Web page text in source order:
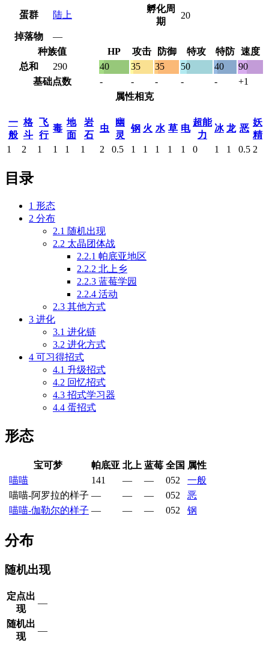
蛋群 陆上
孵化周
期
20
掉落物
—
种族值
HP 攻击 防御 特攻 特防 速度
总和
290 40 35 35 50 40
90
基础点数
- - - - -
+1
属性相克
一
般
格
斗
飞
行
毒
地
面
岩
石
虫
幽
灵
钢 火 水 草 电
超能
力
冰 龙 恶
妖
精
1
2 1 1 1 1 2 0.5 1 1 1 1 1 0 1 1 0.5 2
目录
1 形态
2 分布
2.1 随机出现
2.2 太晶团体战
2.2.1 帕底亚地区
2.2.2 北上乡
2.2.3 蓝莓学园
2.2.4 活动
2.3 其他方式
3 进化
3.1 进化链
3.2 进化方式
4 可习得招式
4.1 升级招式
4.2 回忆招式
4.3 招式学习器
4.4 蛋招式
形态
宝可梦 帕底亚 北上 蓝莓 全国 属性
喵喵
141 — — 052
一般
喵喵-阿罗拉的样子 — — — 052
恶
喵喵-伽勒尔的样子 — — — 052 钢
分布
随机出现
定点出
现
—
随机出
现
—